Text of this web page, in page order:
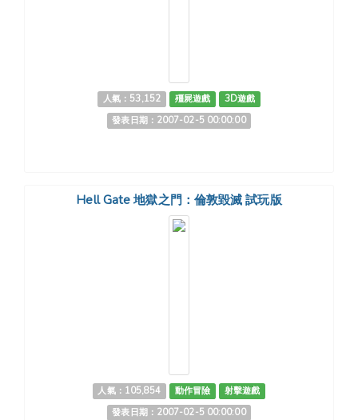
人氣：53,152 殭屍遊戲
3D遊戲
發表日期：2007-02-5 00:00:00
Hell Gate 地獄之門：倫敦毀滅 試玩版
人氣：105,854 動作冒險
射擊遊戲
發表日期：2007-02-5 00:00:00